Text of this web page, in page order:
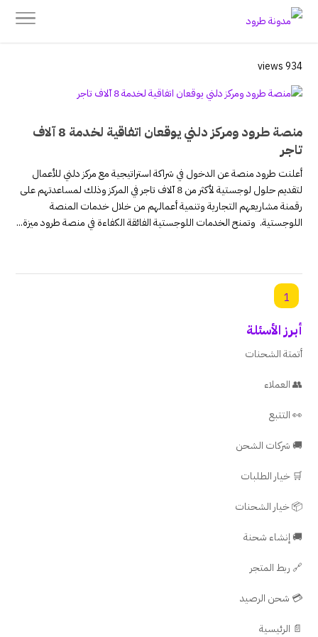
934 views
منصة طرود ومركز دلني يوقعان اتفاقية لخدمة 8 آلاف
تاجر
أعلنت طرود منصة عن الدخول في شراكة استراتيجية مع مركز دلني للأعمال
لتقديم حلول لوجستية لأكثر من 8 آلاف تاجر في المركز وذلك لمساعدتهم على
رقمنة مشاريعهم التجارية وتنمية أعمالهم من خلال خدمات المنصة
اللوجستية. وتمنح الخدمات اللوجستية الفائقة الكفاءة في منصة طرود ميزة...
1
أبرز الأسئلة
أتمتة الشحنات
👥 العملاء
👀 التتبع
🚚 شركات الشحن
🛒 خيار الطلبات
📦 خيار الشحنات
🚚 إنشاء شحنة
🔗 ربط المتجر
💳 شحن الرصيد
📄 الرئيسية